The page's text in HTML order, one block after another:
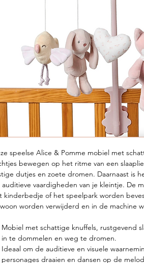
speelse Alice & Pomme mobiel met
bewegen op het ritme van een
dutjes en zoete dromen. Daarnaast is
vaardigheden van je kleintje. De
kinderbedje of het speelpark worden
worden verwijderd en in de machine
Mobiel met schattige knuffels, rustgevend
in te dommelen en weg te dromen.
Ideaal om de auditieve en visuele
personages draaien en dansen op de